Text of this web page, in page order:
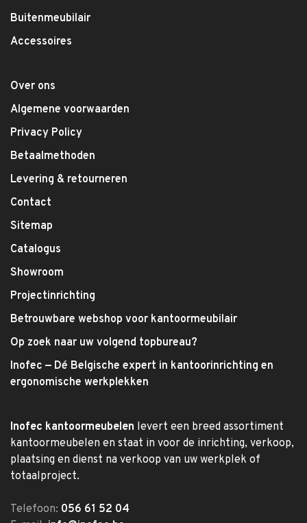
Buitenmeubilair
Accessoires
Over ons
Algemene voorwaarden
Privacy Policy
Betaalmethoden
Levering & retourneren
Contact
Sitemap
Catalogus
Showroom
Projectinrichting
Betrouwbare webshop voor kantoormeubilair
Op zoek naar uw volgend topbureau?
Inofec — Dé Belgische expert in kantoorinrichting en
ergonomische werkplekken
Inofec kantoormeubelen levert een breed assortiment
kantoormeubelen en staat in voor de inrichting, verkoop,
plaatsing en dienst na verkoop van uw werkplek of
totaalproject.
Telefoon: 056 61 52 04